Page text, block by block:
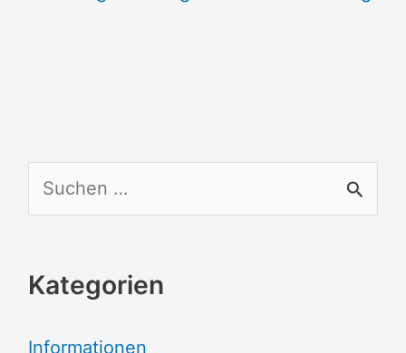
u
h
Kategorien
Informationen